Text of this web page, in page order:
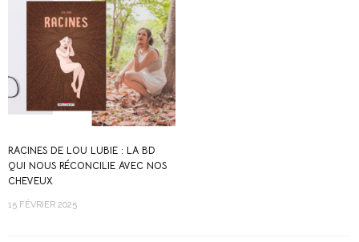
RACINES DE LOU LUBIE : LA BD
QUI NOUS RÉCONCILIE AVEC NOS
CHEVEUX
15 FÉVRIER 2025